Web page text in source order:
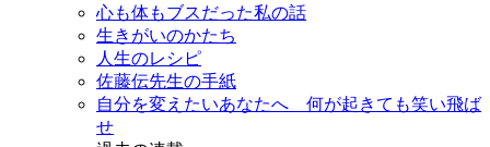
心も体もブスだった私の話
生きがいのかたち
人生のレシピ
佐藤伝先生の手紙
自分を変えたいあなたへ 何が起きても笑い飛ば
せ